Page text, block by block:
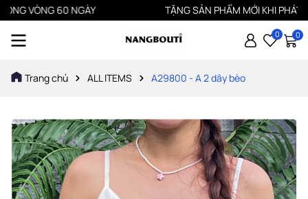
60 NGÀY TẶNG SẢN PHẨM MỚI KHI PHÁT HIỆN
0 0
Trang chủ ALL ITEMS A29800 - A 2 dây bèo